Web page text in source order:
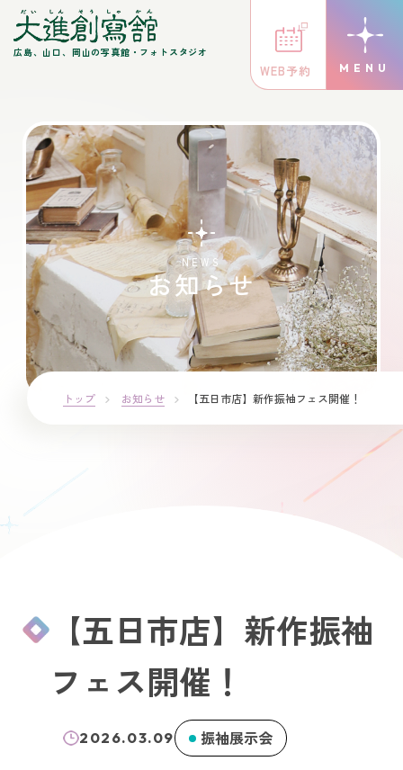
広島、山口、岡山の写真館・フォトスタジオ
WEB予約
NEWS
お知らせ
トップ お知らせ 【五日市店】新作振袖フェス開催！
【五日市店】新作振袖
フェス開催！
2026.03.09 振袖展示会